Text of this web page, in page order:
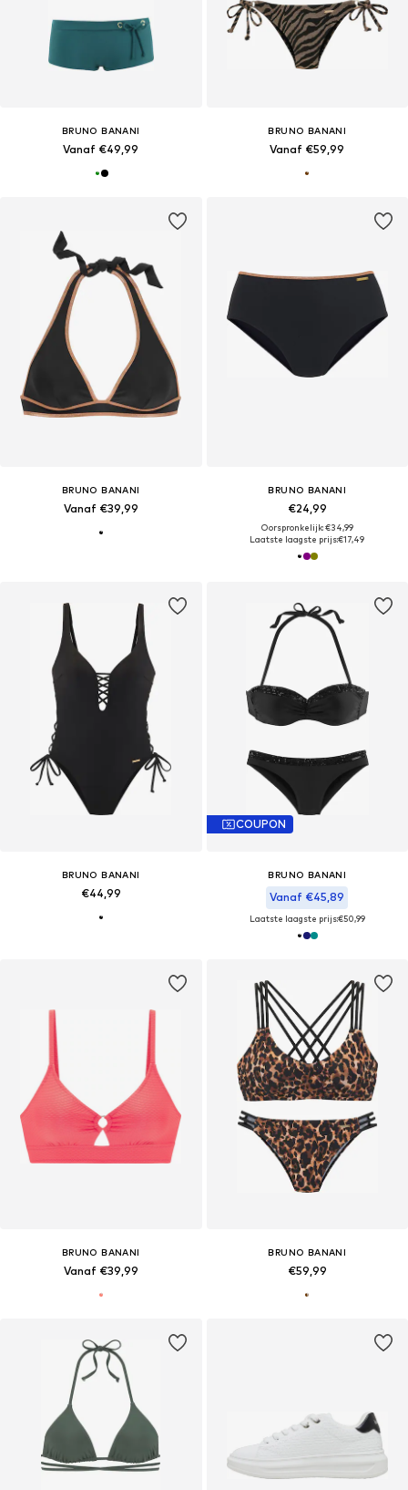
BRUNO BANANI
Vanaf €49,99
BRUNO BANANI
Vanaf €59,99
BRUNO BANANI
Vanaf €39,99
BRUNO BANANI
€24,99
Oorspronkelijk: €34,99
Laatste laagste prijs:€17,49
BRUNO BANANI
€44,99
COUPON
BRUNO BANANI
Vanaf €45,89
Laatste laagste prijs:€50,99
BRUNO BANANI
Vanaf €39,99
BRUNO BANANI
€59,99